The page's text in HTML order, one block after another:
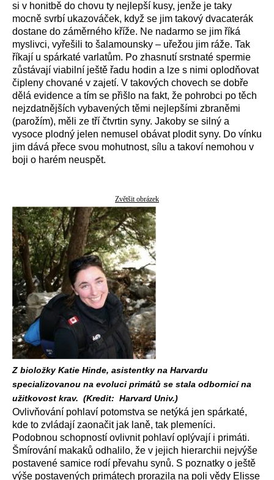
si v honitbě do chovu ty nejlepší kusy, jenže je taky
mocně svrbí ukazováček, když se jim takový dvacaterák
dostane do záměrného kříže. Ne nadarmo se jim říká
myslivci, vyřešili to šalamounsky – uřežou jim ráže. Tak
říkají u spárkaté varlatům. Po zhasnutí srstnaté spermie
zůstávají viabilní ještě řadu hodin a lze s nimi oplodňovat
čipleny chované v zajetí. V takových chovech se dobře
dělá evidence a tím se přišlo na fakt, že pohrobci po těch
nejzdatnějších vybavených těmi nejlepšími zbraněmi
(parožím), měli ze tří čtvrtin syny. Jakoby se silný a
vysoce plodný jelen nemusel obávat plodit syny. Do vínku
jim dává přece svou mohutnost, sílu a takoví nemohou v
boji o harém neuspět.
Zvětšit obrázek
Z bioložky Katie Hinde, asistentky na Harvardu
specializovanou na evoluci primátů se stala odbornicí na
užitkovost krav. (Kredit: Harvard Univ.)
Ovlivňování pohlaví potomstva se netýká jen spárkaté,
kde to zvládají zaonačit jak laně, tak plemeníci.
Podobnou schopností ovlivnit pohlaví oplývají i primáti.
Šmírování makaků odhalilo, že v jejich hierarchii nejvýše
postavené samice rodí převahu synů. S poznatky o ještě
výše postavených primátech prorazila na poli vědy Elisse